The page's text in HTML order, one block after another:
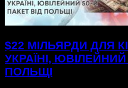
$22 МІЛЬЯРДИ ДЛЯ
УКРАЇНІ,
ПОЛЬЩІ